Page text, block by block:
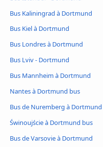
Bus Kaliningrad à Dortmund
Bus Kiel à Dortmund
Bus Londres à Dortmund
Bus Lviv - Dortmund
Bus Mannheim à Dortmund
Nantes à Dortmund bus
Bus de Nuremberg à Dortmund
Świnoujście à Dortmund bus
Bus de Varsovie à Dortmund